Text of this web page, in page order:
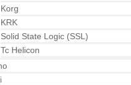
Korg
KRK
Solid State Logic (SSL)
Tc Helicon